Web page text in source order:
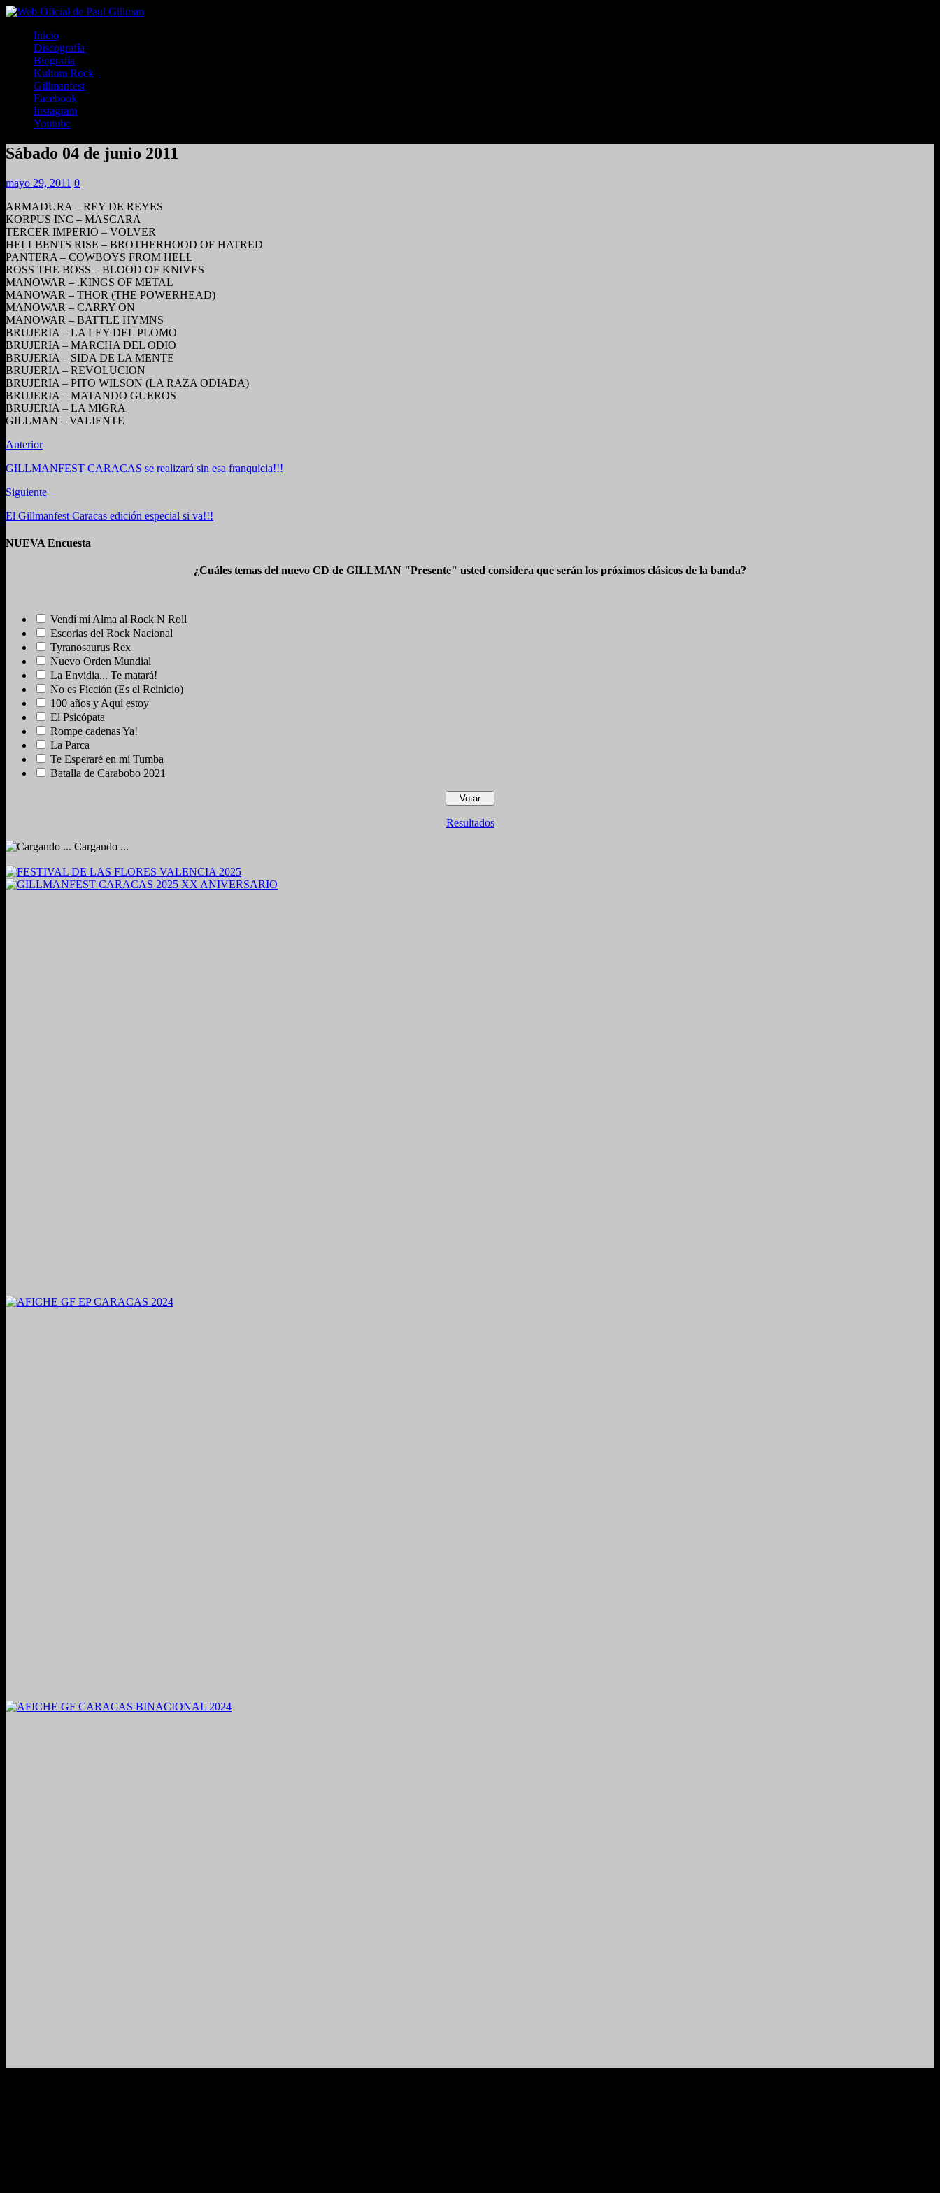
Inicio
Discografía
Biografía
Kultura Rock
Gillmanfest
Facebook
Instagram
Youtube
Sábado 04 de junio 2011
mayo 29, 2011 0
ARMADURA – REY DE REYES
KORPUS INC – MASCARA
TERCER IMPERIO – VOLVER
HELLBENTS RISE – BROTHERHOOD OF HATRED
PANTERA – COWBOYS FROM HELL
ROSS THE BOSS – BLOOD OF KNIVES
MANOWAR – .KINGS OF METAL
MANOWAR – THOR (THE POWERHEAD)
MANOWAR – CARRY ON
MANOWAR – BATTLE HYMNS
BRUJERIA – LA LEY DEL PLOMO
BRUJERIA – MARCHA DEL ODIO
BRUJERIA – SIDA DE LA MENTE
BRUJERIA – REVOLUCION
BRUJERIA – PITO WILSON (LA RAZA ODIADA)
BRUJERIA – MATANDO GUEROS
BRUJERIA – LA MIGRA
GILLMAN – VALIENTE
Anterior
GILLMANFEST CARACAS se realizará sin esa franquicia!!!
Siguiente
El Gillmanfest Caracas edición especial si va!!!
NUEVA Encuesta
¿Cuáles temas del nuevo CD de GILLMAN "Presente" usted considera que serán los próximos clásicos de la banda?
Vendí mí Alma al Rock N Roll
Escorias del Rock Nacional
Tyranosaurus Rex
Nuevo Orden Mundial
La Envidia... Te matará!
No es Ficción (Es el Reinicio)
100 años y Aquí estoy
El Psicópata
Rompe cadenas Ya!
La Parca
Te Esperaré en mí Tumba
Batalla de Carabobo 2021
Resultados
Cargando ...